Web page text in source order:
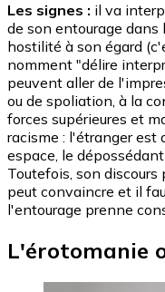
Les signes : il va
de son entourage dans
hostilité à son égard
nomment "délire
peuvent aller de
ou de spoliation, à la
forces supérieures et
racisme : l'étranger est
espace, le
Toutefois, son
peut convaincre et il
l'entourage prenne
L'érotomanie